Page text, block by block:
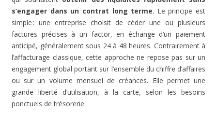
s’engager dans un contrat long terme. Le principe est
simple : une entreprise choisit de céder une ou plusieurs
factures précises à un factor, en échange d’un paiement
anticipé, généralement sous 24 à 48 heures. Contrairement à
l’affacturage classique, cette approche ne repose pas sur un
engagement global portant sur l’ensemble du chiffre d’affaires
ou sur un volume mensuel de créances. Elle permet une
grande liberté d’utilisation, à la carte, selon les besoins
ponctuels de trésorerie.